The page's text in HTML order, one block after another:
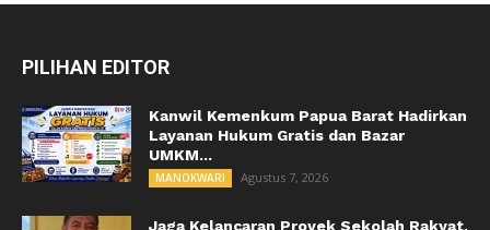
PILIHAN EDITOR
Kanwil Kemenkum Papua Barat Hadirkan
Layanan Hukum Gratis dan Bazar
UMKM...
MANOKWARI Agustus 7, 2026
Jaga Kelancaran Proyek Sekolah Rakyat,